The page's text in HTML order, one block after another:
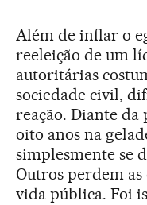
Além de inflar o
reeleição de um
autoritárias
sociedade civil,
reação. Diante da
oito anos na
simplesmente se
Outros perdem
vida pública. Foi